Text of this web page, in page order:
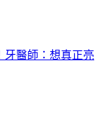
牙醫師：想真正亮